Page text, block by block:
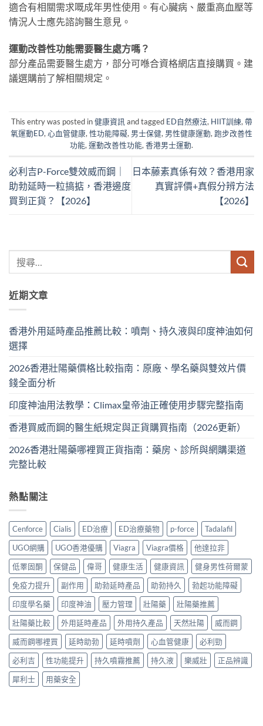
適合有相關需求嘅成年男性使用。有心臟病、嚴重高血壓等
情況人士應先諮詢醫生意見。
運動改善性功能需要醫生處方嗎？
部分產品需要醫生處方，部分可喺合資格網店直接購買。建
議選購前了解相關規定。
This entry was posted in健康資訊 and tagged ED自然療法, HIIT訓練, 帶
氧運動ED, 心血管健康, 性功能障礙, 男士保健, 男性健康運動, 跑步改善性
功能, 運動改善性功能, 香港男士運動.
必利吉P-Force雙效威而鋼｜
助勃延時一粒搞掂，香港邊度
買到正貨？【2026】
日本藤素真係有效？香港用家
真實評價+真假分辨方法
【2026】
近期文章
香港外用延時產品推薦比較：噴劑、持久液與印度神油如何
選擇
2026香港壯陽藥價格比較指南：原廠、學名藥與雙效片價
錢全面分析
印度神油用法教學：Climax皇帝油正確使用步驟完整指南
香港買威而鋼的醫生紙規定與正貨購買指南（2026更新）
2026香港壯陽藥哪裡買正貨指南：藥房、診所與網購渠道
完整比較
熱點關注
Cenforce Cialis ED治療 ED治療藥物 p-force
Tadalafil
UGO網購
UGO香港優購 Viagra Viagra價格
他達拉非
低睪固酮
保健品 偉哥 健康生活 健康資訊
健身男性荷爾蒙
免疫力提升
副作用 助勃延時產品 助勃持久
勃起功能障礙
印度學名藥
印度神油 壓力管理 壯陽藥
壯陽藥推薦
壯陽藥比較
外用延時產品 外用持久產品 天然壯陽
威而鋼
威而鋼哪裡買
延時助勃 延時噴劑 心血管健康
必利勁
必利吉
性功能提升 持久噴霧推薦 持久液 樂威壯
正品辨識
犀利士
用藥安全